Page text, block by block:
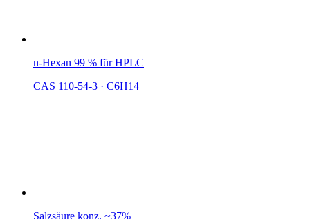
n-Hexan 99 % für HPLC
CAS 110-54-3 · C6H14
Salzsäure konz. ~37%